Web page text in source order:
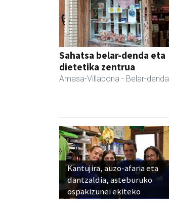
Sahatsa belar-denda eta
dietetika zentrua
Amasa-Villabona - Belar-denda
Kantujira, auzo-afaria eta
dantzaldia, asteburuko
ospakizunei ekiteko